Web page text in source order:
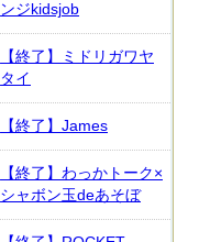
ンジkidsjob
【終了】ミドリガワヤ
タイ
【終了】James
【終了】わっかトーク×
シャボン玉deあそぼ